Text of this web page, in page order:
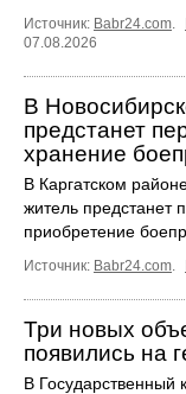
Источник: Babr24.com.
07.08.2026
В
предстанет
хранение
В Каргатском
житель предстанет
приобретение
Источник: Babr24.com.
Три новых
появились на
В Государственный